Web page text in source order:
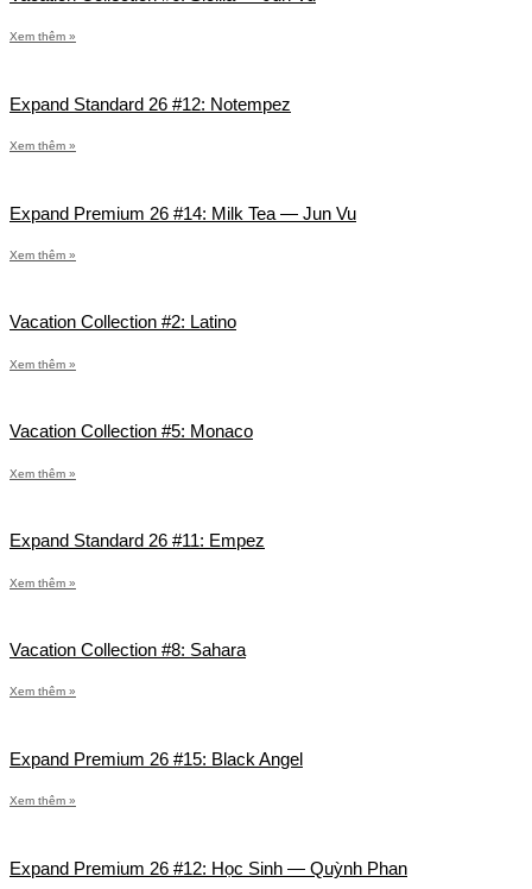
Xem thêm »
Expand Standard 26 #12: Notempez
Xem thêm »
Expand Premium 26 #14: Milk Tea — Jun Vu
Xem thêm »
Vacation Collection #2: Latino
Xem thêm »
Vacation Collection #5: Monaco
Xem thêm »
Expand Standard 26 #11: Empez
Xem thêm »
Vacation Collection #8: Sahara
Xem thêm »
Expand Premium 26 #15: Black Angel
Xem thêm »
Expand Premium 26 #12: Học Sinh — Quỳnh Phan